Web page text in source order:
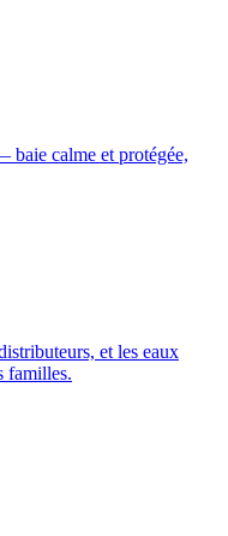
baie calme et protégée,
et les eaux
familles.